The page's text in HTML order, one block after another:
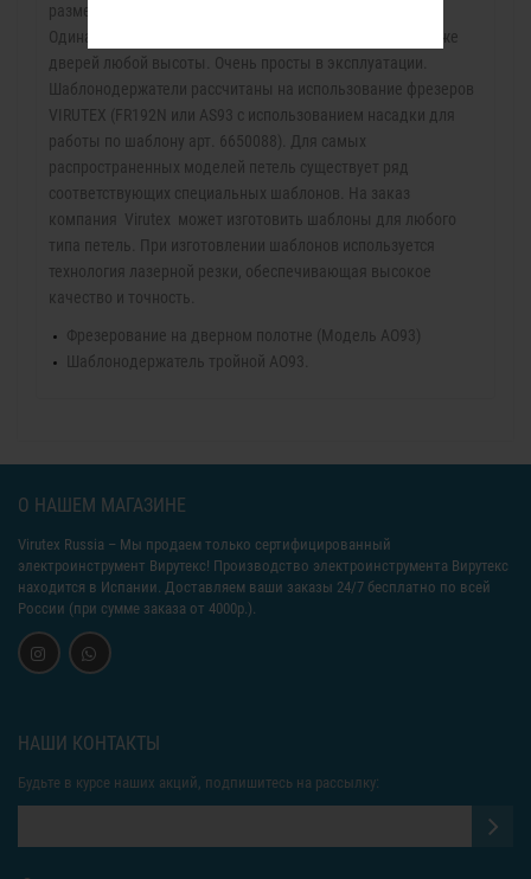
разметки, как на двери, так и на дверной коробке.
Одинаково пригодны для правых и левых дверей, а также
дверей любой высоты. Очень просты в эксплуатации.
Шаблонодержатели рассчитаны на использование фрезеров
VIRUTEX (FR192N или AS93 с использованием насадки для
работы по шаблону арт. 6650088). Для самых
распространенных моделей петель существует ряд
соответствующих специальных шаблонов. На заказ
компания Virutex может изготовить шаблоны для любого
типа петель. При изготовлении шаблонов используется
технология лазерной резки, обеспечивающая высокое
качество и точность.
Фрезерование на дверном полотне (Модель AO93)
Шаблонодержатель тройной AO93.
О НАШЕМ МАГАЗИНЕ
Virutex Russia – Мы продаем только сертифицированный
электроинструмент Вирутекс! Производство электроинструмента Вирутекс
находится в Испании. Доставляем ваши заказы 24/7 бесплатно по всей
России (при сумме заказа от 4000р.).
НАШИ КОНТАКТЫ
Будьте в курсе наших акций, подпишитесь на рассылку: